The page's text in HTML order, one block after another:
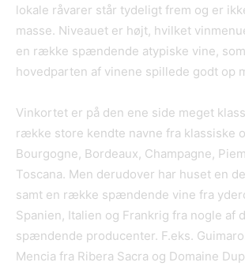
lokale råvarer står tydeligt frem og er
masse. Niveauet er højt, hvilket
en række spændende atypiske vine,
hovedparten af vinene spillede godt op
Vinkortet er på den ene side meget
række store kendte navne fra klassiske
Bourgogne, Bordeaux, Champagne,
Toscana. Men derudover har huset en
samt en række spændende vine fra
Spanien, Italien og Frankrig fra nogle af
spændende producenter. F.eks.
Mencia fra Ribera Sacra og Domaine